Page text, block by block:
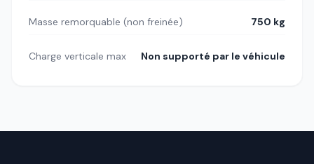
Masse remorquable (non freinée) 750 kg
Charge verticale max Non supporté par le véhicule